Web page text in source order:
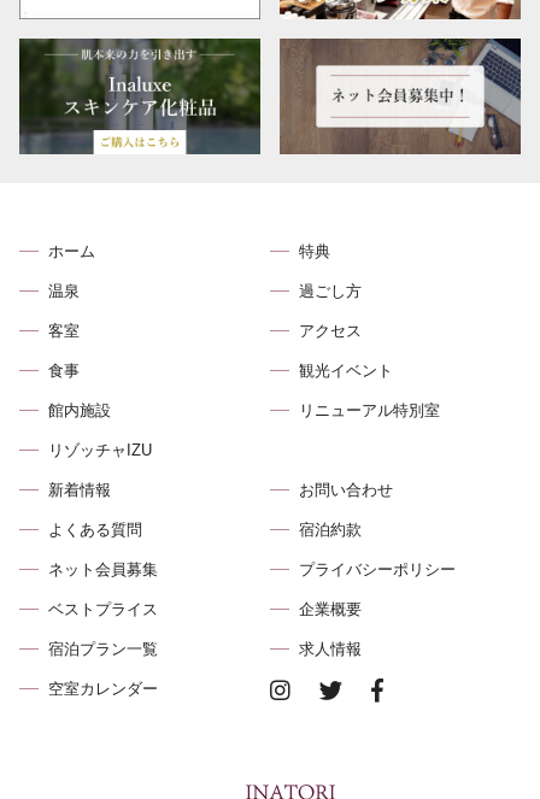
ホーム
温泉
客室
食事
館内施設
リゾッチャIZU
特典
過ごし方
アクセス
観光イベント
リニューアル特別室
新着情報
よくある質問
ネット会員募集
ベストプライス
宿泊プラン⼀覧
空室カレンダー
お問い合わせ
宿泊約款
プライバシーポリシー
企業概要
求⼈情報